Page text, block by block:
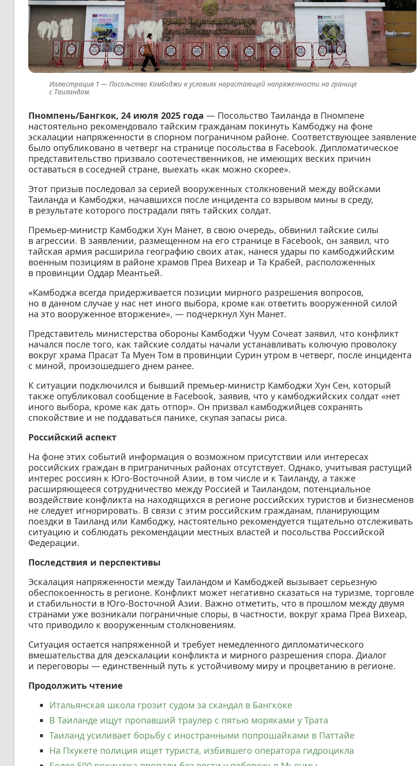
Посольство Камбоджи в условиях нарастающей напряженности на границе
с Таиландом.
Пномпень/Бангкок, 24 июля 2025 года — Посольство Таиланда в Пномпене
настоятельно рекомендовало тайским гражданам покинуть Камбоджу на фоне
эскалации напряженности в спорном пограничном районе. Соответствующее заявление
было опубликовано в четверг на странице посольства в Facebook. Дипломатическое
представительство призвало соотечественников, не имеющих веских причин
оставаться в соседней стране, выехать «как можно скорее».
Этот призыв последовал за серией вооруженных столкновений между войсками
Таиланда и Камбоджи, начавшихся после инцидента со взрывом мины в среду,
в результате которого пострадали пять тайских солдат.
Премьер-министр Камбоджи Хун Манет, в свою очередь, обвинил тайские силы
в агрессии. В заявлении, размещенном на его странице в Facebook, он заявил, что
тайская армия расширила географию своих атак, нанеся удары по камбоджийским
военным позициям в районе храмов Преа Вихеар и Та Крабей, расположенных
в провинции Оддар Меантьей.
«Камбоджа всегда придерживается позиции мирного разрешения вопросов,
но в данном случае у нас нет иного выбора, кроме как ответить вооруженной силой
на это вооруженное вторжение», — подчеркнул Хун Манет.
Представитель министерства обороны Камбоджи Чуум Сочеат заявил, что конфликт
начался после того, как тайские солдаты начали устанавливать колючую проволоку
вокруг храма Прасат Та Муен Том в провинции Сурин утром в четверг, после инцидента
с миной, произошедшего днем ранее.
К ситуации подключился и бывший премьер-министр Камбоджи Хун Сен, который
также опубликовал сообщение в Facebook, заявив, что у камбоджийских солдат «нет
иного выбора, кроме как дать отпор». Он призвал камбоджийцев сохранять
спокойствие и не поддаваться панике, скупая запасы риса.
Российский аспект
На фоне этих событий информация о возможном присутствии или интересах
российских граждан в приграничных районах отсутствует. Однако, учитывая растущий
интерес россиян к Юго-Восточной Азии, в том числе и к Таиланду, а также
расширяющееся сотрудничество между Россией и Таиландом, потенциальное
воздействие конфликта на находящихся в регионе российских туристов и бизнесменов
не следует игнорировать. В связи с этим российским гражданам, планирующим
поездки в Таиланд или Камбоджу, настоятельно рекомендуется тщательно отслеживать
ситуацию и соблюдать рекомендации местных властей и посольства Российской
Федерации.
Последствия и перспективы
Эскалация напряженности между Таиландом и Камбоджей вызывает серьезную
обеспокоенность в регионе. Конфликт может негативно сказаться на туризме, торговле
и стабильности в Юго-Восточной Азии. Важно отметить, что в прошлом между двумя
странами уже возникали пограничные споры, в частности, вокруг храма Преа Вихеар,
что приводило к вооруженным столкновениям.
Ситуация остается напряженной и требует немедленного дипломатического
вмешательства для деэскалации конфликта и мирного разрешения спора. Диалог
и переговоры — единственный путь к устойчивому миру и процветанию в регионе.
Продолжить чтение
Итальянская школа грозит судом за скандал в Бангкоке
В Таиланде ищут пропавший траулер с пятью моряками у Трата
Таиланд усиливает борьбу с иностранными попрошайками в Паттайе
На Пхукете полиция ищет туриста, избившего оператора гидроцикла